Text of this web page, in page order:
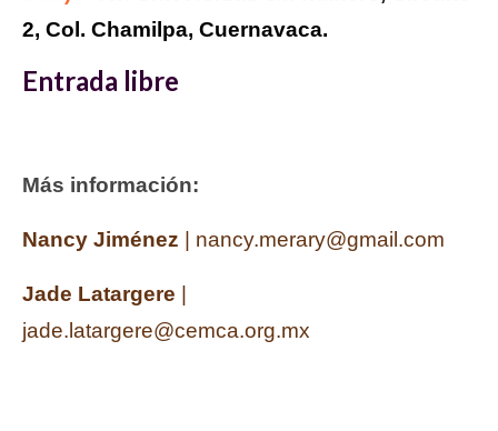
2, Col. Chamilpa, Cuernavaca.
Entrada libre
Más información:
Nancy Jiménez | nancy.merary@gmail.com
Jade Latargere
jade.latargere@cemca.org.mx